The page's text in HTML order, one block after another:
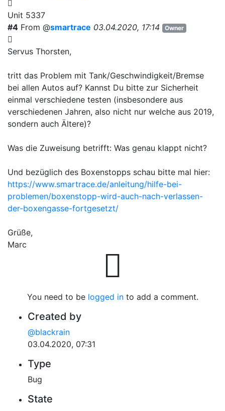
Unit 5337
#4 From @smartrace 03.04.2020, 17:14 Owner
Servus Thorsten,
tritt das Problem mit Tank/Geschwindigkeit/Bremse
bei allen Autos auf? Kannst Du bitte zur Sicherheit
einmal verschiedene testen (insbesondere aus
verschiedenen Jahren, also nicht nur welche aus 2019,
sondern auch Ältere)?
Was die Zuweisung betrifft: Was genau klappt nicht?
Und bezüglich des Boxenstopps schau bitte mal hier:
https://www.smartrace.de/anleitung/hilfe-bei-
problemen/boxenstopp-wird-auch-nach-verlassen-
der-boxengasse-fortgesetzt/
Grüße,
Marc
You need to be logged into add a comment.
Created by
@blackrain
03.04.2020, 07:31
Type
Bug
State